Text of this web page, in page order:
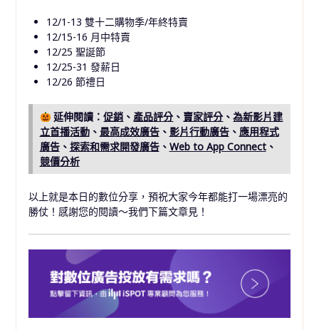
12/1-13 雙十二購物季/年終特賣
12/15-16 月中特賣
12/25 聖誕節
12/25-31 發薪日
12/26 節禮日
延伸閱讀：促銷 、 產品評分 、 賣家評分 、為新影片建
立首播活動、 最高成效廣告、 影片行動廣告、 應用程式
廣告、 探索和需求開發廣告、 Web to App Connect、
競價分析
以上就是本日的數位分享，預祝大家今年都能打一場漂亮的
勝仗！感謝您的閱讀～我們下篇文章見！